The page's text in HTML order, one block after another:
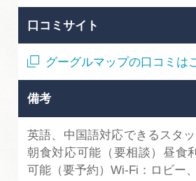
口コミサイト
グーグルマップの口コミは
備考
英語、中国語対応できるスタ
朝食対応可能（要相談）昼食
可能（要予約）Wi-Fi：ロビー